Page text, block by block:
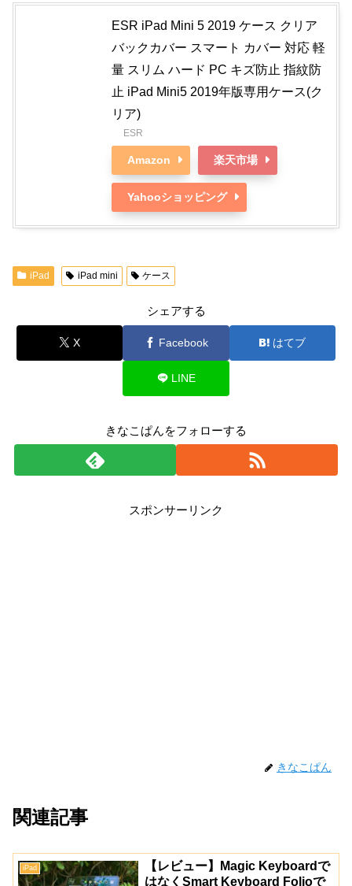
ESR iPad Mini 5 2019 ケース クリア
バックカバー スマート カバー 対応 軽
量 スリム ハード PC キズ防止 指紋防
止 iPad Mini5 2019年版専用ケース(ク
リア)
ESR
Amazon 楽天市場
Yahooショッピング
iPad iPad mini ケース
シェアする
X Facebook はてブ
LINE
きなこぱんをフォローする
スポンサーリンク
きなこぱん
関連記事
iPad
【レビュー】Magic Keyboardで
はなくSmart Keyboard Folioで